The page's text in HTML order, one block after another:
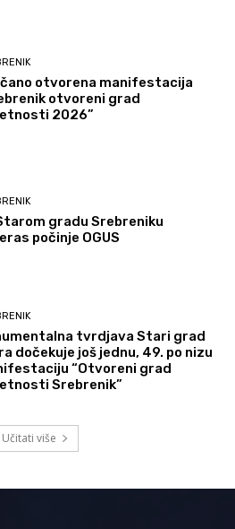
otvorena manifestacija
otvoreni grad
2026”
gradu Srebreniku
počinje OGUS
tvrdjava Stari grad
dočekuje još jednu, 49. po nizu
“Otvoreni grad
Srebrenik”
Učitati više